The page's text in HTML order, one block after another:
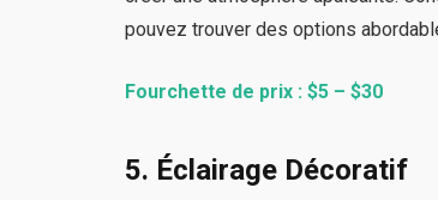
pouvez trouver des options
Fourchette de prix : $5 – $30
5. Éclairage Décoratif